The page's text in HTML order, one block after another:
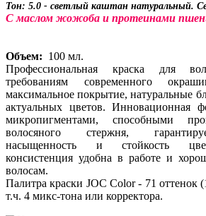
Тон: 5.0 - светлый каштан натуральный.
С маслом жожоба и протеинами
Объем: 100 мл.
Профессиональная краска для
требованиям современного
максимальное покрытие, натуральные
актуальных цветов. Инновационная
микропигментами, способными
волосяного стержня,
насыщенность и стойкость
консистенция удобна в работе и
волосам.
Палитра краски JOC Color - 71 оттенок
т.ч. 4 микс-тона или корректора.